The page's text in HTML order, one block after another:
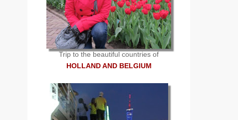
Trip to the beautiful countries of
HOLLAND AND BELGIUM